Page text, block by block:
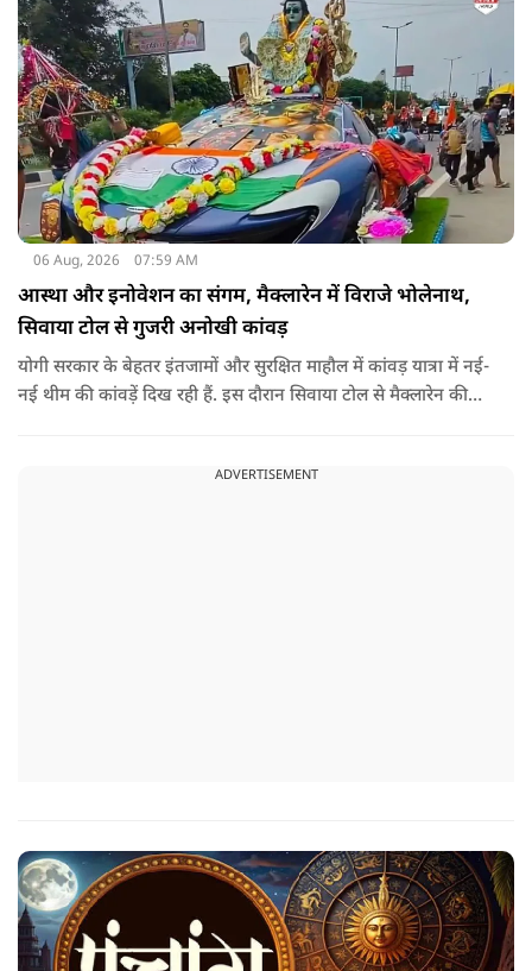
06 Aug, 2026 07:59 AM
आस्था और इनोवेशन का संगम, मैक्लारेन में विराजे भोलेनाथ,
सिवाया टोल से गुजरी अनोखी कांवड़
योगी सरकार के बेहतर इंतजामों और सुरक्षित माहौल में कांवड़ यात्रा में नई-
नई थीम की कांवड़ें दिख रही हैं. इस दौरान सिवाया टोल से मैक्लारेन की
ADVERTISEMENT